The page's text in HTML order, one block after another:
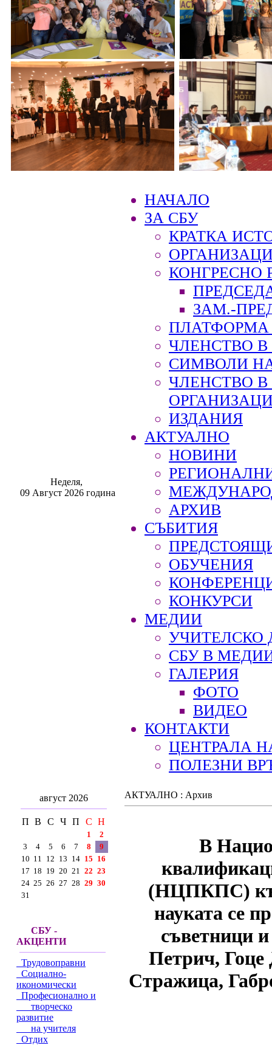
Неделя,
09 Август 2026 година
НАЧАЛО
ЗА СБУ
КРАТКА
КОНГРЕСНО
ЗАМ.-
ПЛАТФОРМА
ЧЛЕНСТВО В
СИМВОЛИ
ЧЛЕНСТВО
ИЗДАНИЯ
АКТУАЛНО
НОВИНИ
АРХИВ
СЪБИТИЯ
ОБУЧЕНИЯ
КОНКУРСИ
МЕДИИ
УЧИТЕЛСКО
СБУ В
ГАЛЕРИЯ
ФОТО
ВИДЕО
КОНТАКТИ
ЦЕНТРАЛА
ПОЛЕЗНИ
август 2026
П В С Ч П С Н
1
2
3
4 5 6 7 8
9
10 11 12 13 14 15 16
17 18 19 20 21 22 23
24 25 26 27 28 29 30
31
СБУ -
АКЦЕНТИ
Трудовоправни
Социално-
икономически
Професионално и
творческо
развитие
на учителя
Отдих
АКТУАЛНО : Архив
В
(НЦПКПС)
науката се
съветници
Петрич, Гоце
Стражица,